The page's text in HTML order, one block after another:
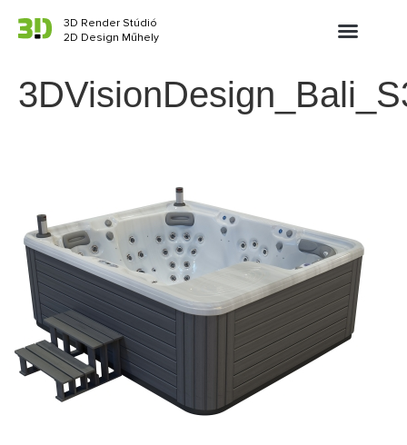
3D Render Stúdió
2D Design Műhely